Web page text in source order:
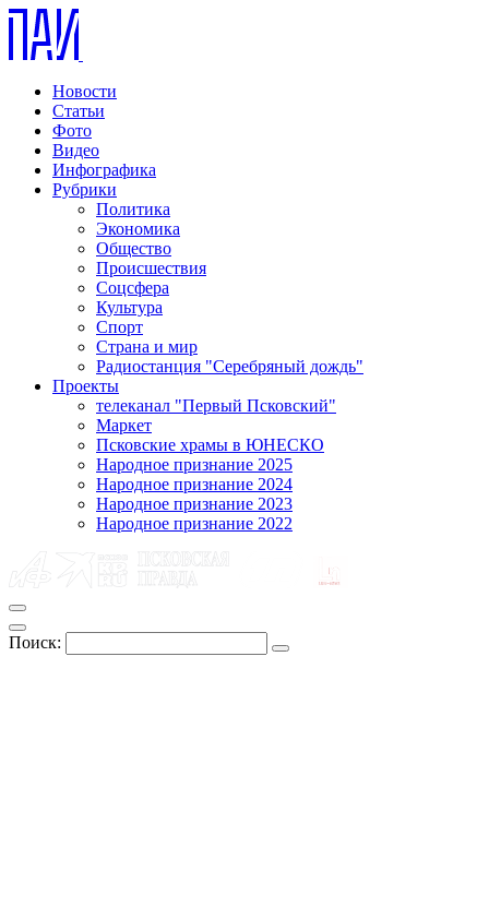
Новости
Статьи
Фото
Видео
Инфографика
Рубрики
Политика
Экономика
Общество
Происшествия
Соцсфера
Культура
Спорт
Страна и мир
Радиостанция "Серебряный дождь"
Проекты
телеканал "Первый Псковский"
Маркет
Псковские храмы в ЮНЕСКО
Народное признание 2025
Народное признание 2024
Народное признание 2023
Народное признание 2022
Поиск: